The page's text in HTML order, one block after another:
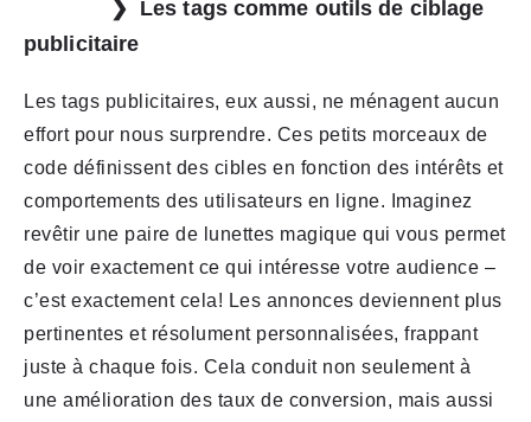
Les tags comme outils de ciblage
publicitaire
Les tags publicitaires, eux aussi, ne ménagent aucun
effort pour nous surprendre. Ces petits morceaux de
code définissent des cibles en fonction des intérêts et
comportements des utilisateurs en ligne. Imaginez
revêtir une paire de lunettes magique qui vous permet
de voir exactement ce qui intéresse votre audience –
c’est exactement cela! Les annonces deviennent plus
pertinentes et résolument personnalisées, frappant
juste à chaque fois. Cela conduit non seulement à
une amélioration des taux de conversion, mais aussi